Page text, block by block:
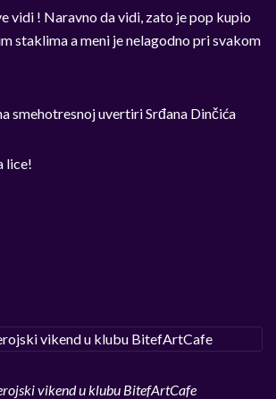
vidi ! Naravno da vidi, zato je pop kupio
staklima a meni je nelagodno pri svakom
smehotresnoj uvertiri Srđana Dinčića
lice!
vikend u klubu BitefArtCafe